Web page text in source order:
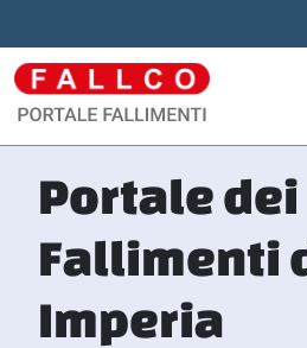
Portale dei
Fallimenti
Imperia